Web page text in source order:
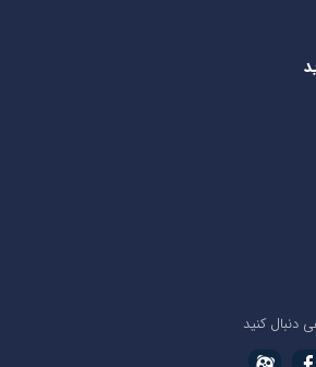
دنبال کنید